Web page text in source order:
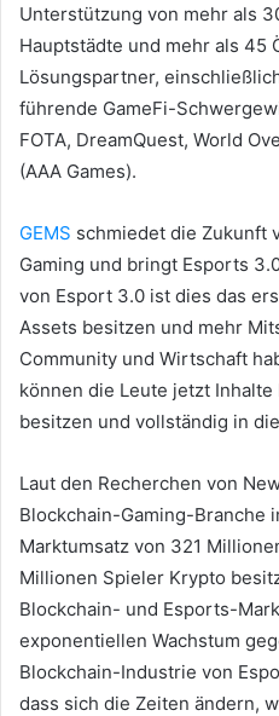
Unterstützung von mehr als
Hauptstädte und mehr als 45
Lösungspartner,
führende GameFi-
FOTA, DreamQuest, World
(AAA Games).
GEMS schmiedet die Zukunft
Gaming und bringt Esports
von Esport 3.0 ist dies das
Assets besitzen und mehr
Community und Wirtschaft
können die Leute jetzt
besitzen und vollständig in
Laut den Recherchen von
Blockchain-Gaming-Branche
Marktumsatz von 321
Millionen Spieler Krypto
Blockchain- und Esports-
exponentiellen Wachstum
Blockchain-Industrie von
dass sich die Zeiten ändern,